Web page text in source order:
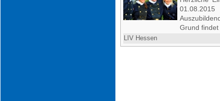
Grund findet
LIV Hessen